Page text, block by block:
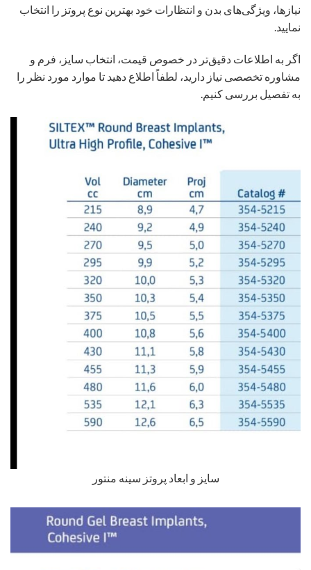
نیازها، ویژگی‌های بدن و انتظارات خود بهترین نوع پروتز را انتخاب
نمایید.
اگر به اطلاعات دقیق‌تر در خصوص قیمت، انتخاب سایز، فرم و
مشاوره تخصصی نیاز دارید، لطفاً اطلاع دهید تا موارد مورد نظر را
به تفصیل بررسی کنیم.
سایز و ابعاد پروتز سینه منتور